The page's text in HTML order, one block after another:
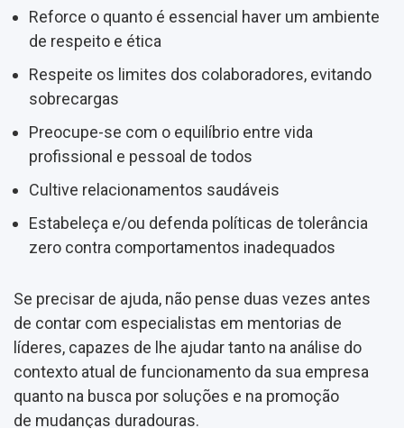
Reforce o quanto é essencial haver um ambiente
de respeito e ética
Respeite os limites dos colaboradores, evitando
sobrecargas
Preocupe-se com o equilíbrio entre vida
profissional e pessoal de todos
Cultive relacionamentos saudáveis
Estabeleça e/ou defenda políticas de tolerância
zero contra comportamentos inadequados
Se precisar de ajuda, não pense duas vezes antes
de contar com especialistas em mentorias de
líderes, capazes de lhe ajudar tanto na análise do
contexto atual de funcionamento da sua empresa
quanto na busca por soluções e na promoção
de mudanças duradouras.